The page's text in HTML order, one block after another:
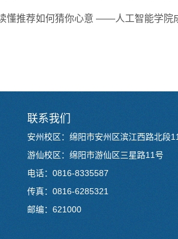
懂推荐如何猜你心意 ——人工智能学院
联系我们
安州校区：绵阳市安州区滨江西路北段
游仙校区：绵阳市游仙区三星路11号
电话：0816-8335587
传真：0816-6285321
邮编：621000